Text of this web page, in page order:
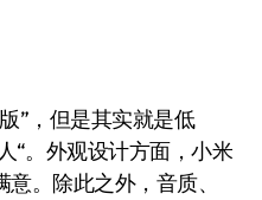
”，但是其实就是低
“。外观设计方面，小米
。除此之外，音质、